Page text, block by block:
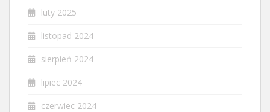
luty 2025
listopad 2024
sierpień 2024
lipiec 2024
czerwiec 2024